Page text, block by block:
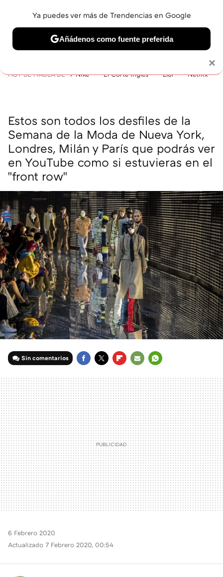
BELLEZA SHOPPING VIAJES GASTRO SNEAKERS
HOY SE HABLA DE Nike El Corte Inglés Lidl Netflix
Estos son todos los desfiles de la
Semana de la Moda de Nueva York,
Londres, Milán y París que podrás ver
en YouTube como si estuvieras en el
"front row"
Sin comentarios
MAIL
6 Febrero 2020
Actualizado 7 Febrero 2020, 00:54
×
Ya puedes ver más de Trendencias en Google
Añádenos como fuente preferida